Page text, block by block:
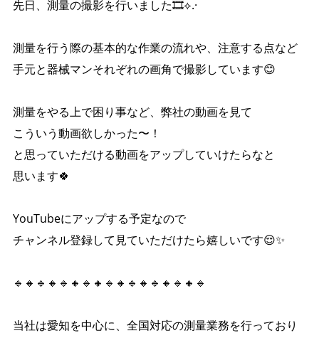
先日、測量の撮影を行いました🎞⟡.·
測量を行う際の基本的な作業の流れや、注意する点など
手元と器械マンそれぞれの画角で撮影しています😊
測量をやる上で困り事など、弊社の動画を見て
こういう動画欲しかった〜！
と思っていただける動画をアップしていけたらなと
思います🍀
YouTubeにアップする予定なので
チャンネル登録して見ていただけたら嬉しいです😌✨️
🔹🔸🔹🔸🔹🔸🔹🔸🔹🔸🔹🔸🔹🔸🔹🔸🔹
当社は愛知を中心に、全国対応の測量業務を行っており